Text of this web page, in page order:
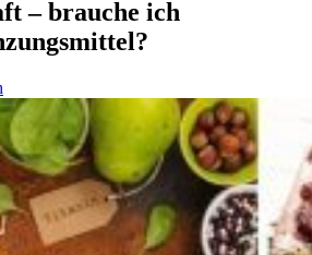
– brauche ich